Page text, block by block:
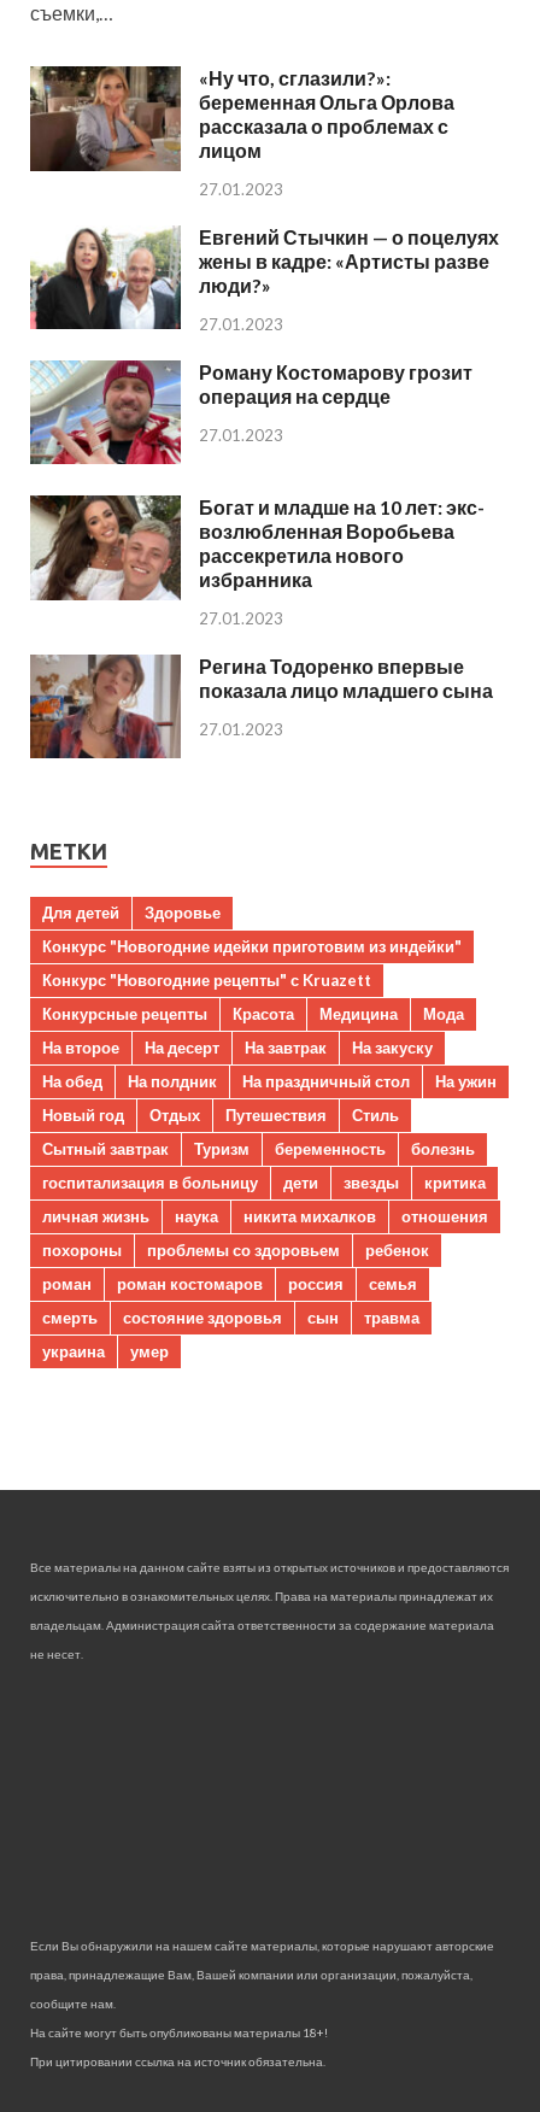
съемки,…
«Ну что, сглазили?»:
беременная Ольга Орлова
рассказала о проблемах с
лицом
27.01.2023
Евгений Стычкин — о поцелуях
жены в кадре: «Артисты разве
люди?»
27.01.2023
Роману Костомарову грозит
операция на сердце
27.01.2023
Богат и младше на 10 лет: экс-
возлюбленная Воробьева
рассекретила нового
избранника
27.01.2023
Регина Тодоренко впервые
показала лицо младшего сына
27.01.2023
МЕТКИ
Для детей
Здоровье
Конкурс "Новогодние идейки приготовим из индейки"
Конкурс "Новогодние рецепты" с Kruazett
Конкурсные рецепты
Красота Медицина
Мода
На второе
На десерт На завтрак
На закуску
На обед
На полдник На праздничный стол
На ужин
Новый год
Отдых Путешествия
Стиль
Сытный завтрак
Туризм беременность
болезнь
госпитализация в больницу
дети звезды
критика
личная жизнь
наука никита михалков
отношения
похороны
проблемы со здоровьем
ребенок
роман
роман костомаров россия
семья
смерть
состояние здоровья сын
травма
украина
умер
Все материалы на данном сайте взяты из открытых источников и предоставляются
исключительно в ознакомительных целях. Права на материалы принадлежат их
владельцам. Администрация сайта ответственности за содержание материала
не несет.
Если Вы обнаружили на нашем сайте материалы, которые нарушают авторские
права, принадлежащие Вам, Вашей компании или организации, пожалуйста,
сообщите нам.
На сайте могут быть опубликованы материалы 18+!
При цитировании ссылка на источник обязательна.